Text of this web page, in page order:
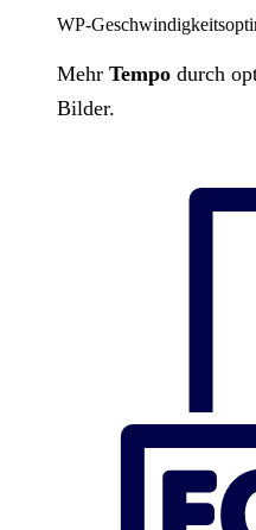
WP-
Mehr Tempo durch
Bilder.